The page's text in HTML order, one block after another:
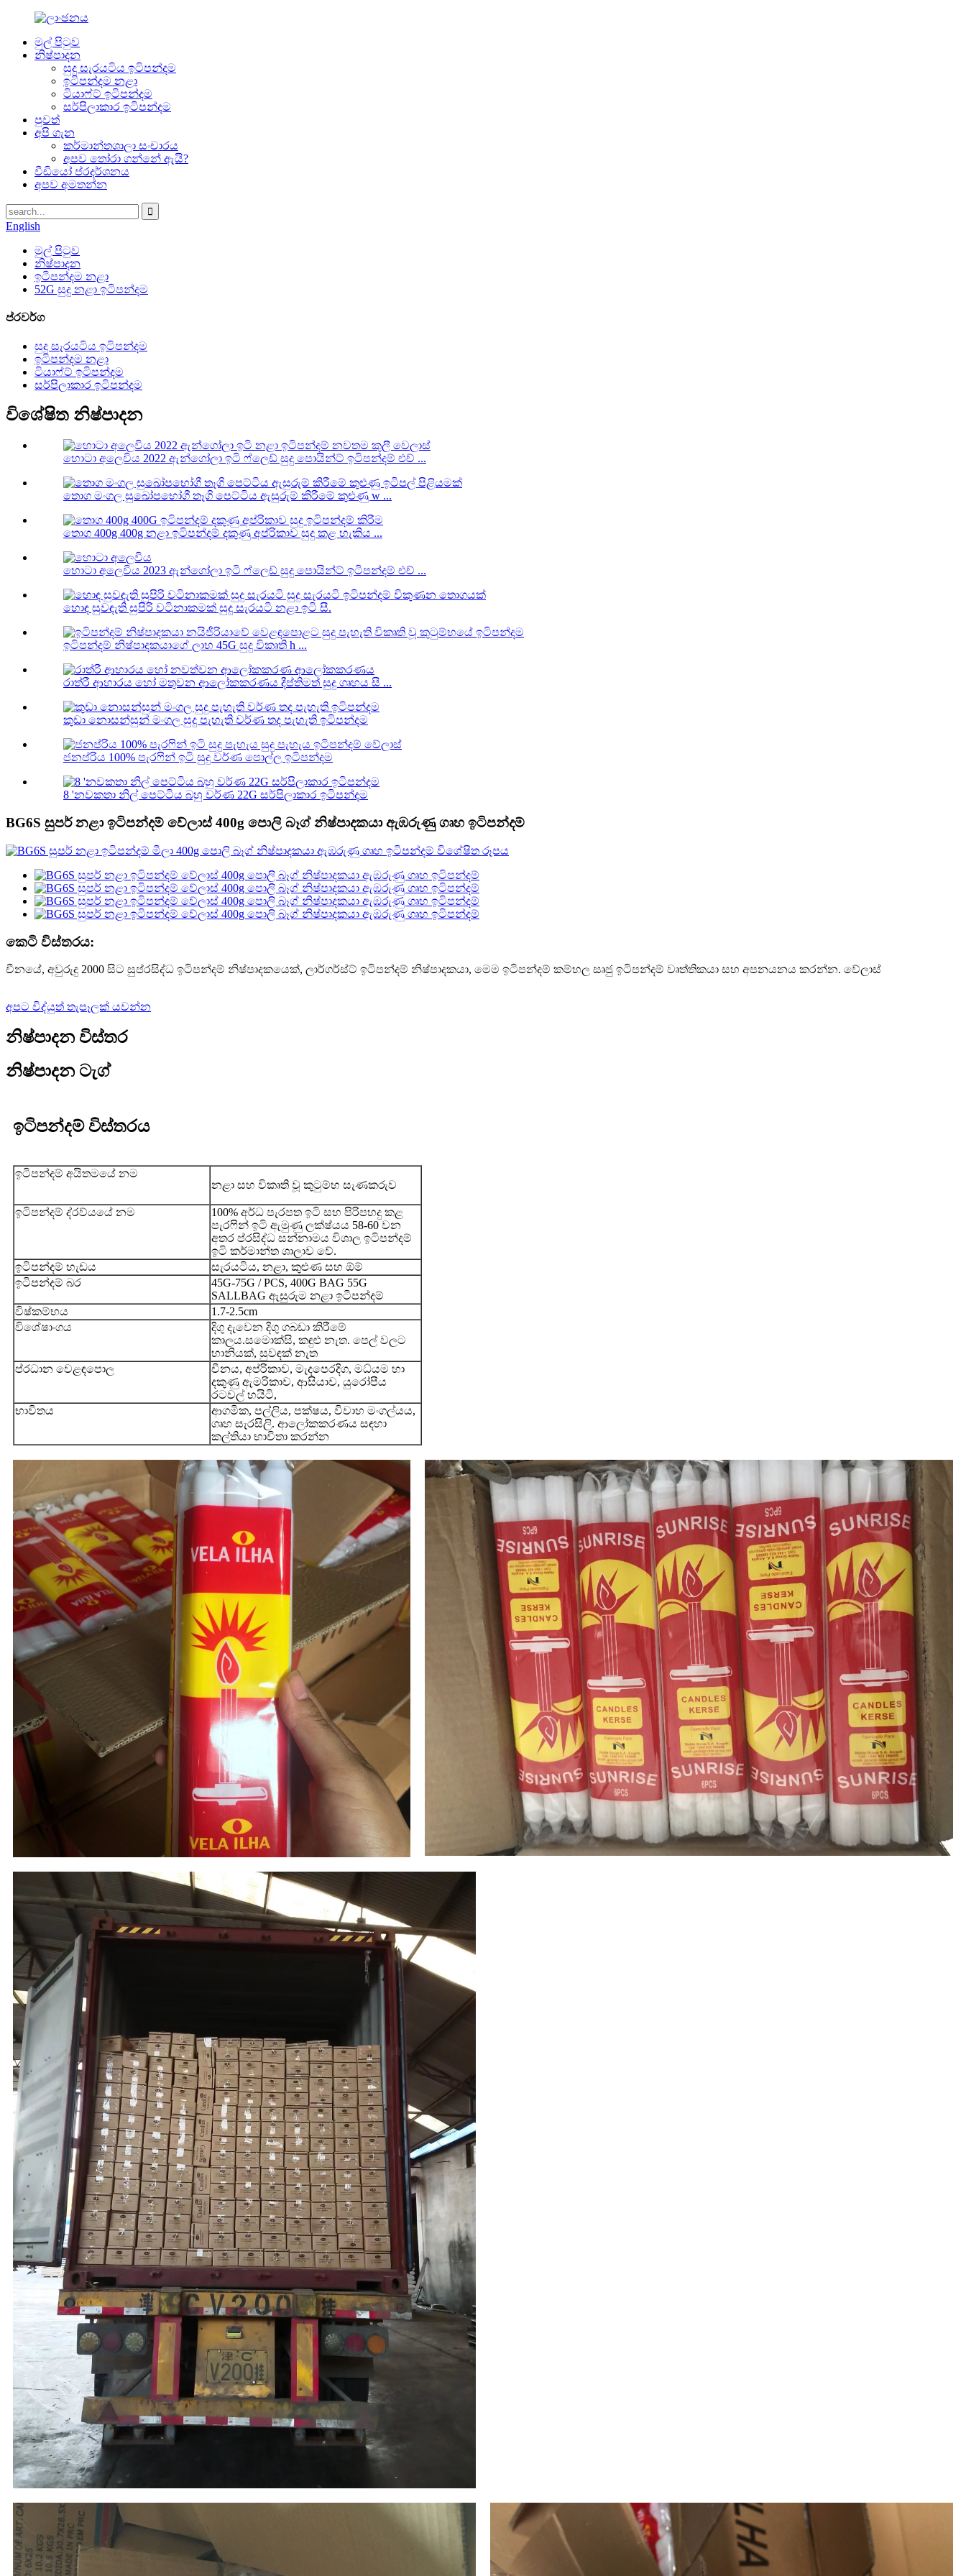
මුල් පිටුව
නිෂ්පාදන
සුදු සැරයටිය ඉටිපන්දම
ඉටිපන්දම නළා
ටියාෆ්ට් ඉටිපන්දම
සර්පිලාකාර ඉටිපන්දම
පුවත්
අපි ගැන
කර්මාන්තශාලා සංචාරය
අපව තෝරා ගන්නේ ඇයි?
වීඩියෝ ප්රදර්ශනය
අපව අමතන්න
English
මුල් පිටුව
නිෂ්පාදන
ඉටිපන්දම නළා
52G සුදු නළා ඉටිපන්දම
ප්රවර්ග
සුදු සැරයටිය ඉටිපන්දම
ඉටිපන්දම නළා
ටියාෆ්ට් ඉටිපන්දම
සර්පිලාකාර ඉටිපන්දම
විශේෂිත නිෂ්පාදන
හොටා අලෙවිය 2022 ඇන්ගෝලා ඉටි ෆ්ලෙඩ් සුදු පොයින්ට් ඉටිපන්දම් එච් ...
තොග මංගල සුඛෝපභෝගී තෑගි පෙට්ටිය ඇසුරුම් කිරීමේ කුළුණු w ...
තොග 400g 400g නළා ඉටිපන්දම් දකුණු අප්රිකාව සුදු කළ හැකිය ...
හොටා අලෙවිය 2023 ඇන්ගෝලා ඉටි ෆ්ලෙඩ් සුදු පොයින්ට් ඉටිපන්දම් එච් ...
හොඳ සුවඳැති සුපිරි වටිනාකමක් සුදු සැරයටි නළා ඉටි සී.
ඉටිපන්දම් නිෂ්පාදකයාගේ ලාභ 45G සුදු විකෘති h ...
රාත්රී ආහාරය හෝ මතුවන ආලෝකකරණය දීප්තිමත් සුදු ගෘහය සී ...
කුඩා නොසන්සුන් මංගල සුදු පැහැති වර්ණ තද පැහැති ඉටිපන්දම
ජනප්රිය 100% පැරෆින් ඉටි සුදු වර්ණ පොල්ල ඉටිපන්දම
8 'නවකතා නිල් පෙට්ටිය බහු වර්ණ 22G සර්පිලාකාර ඉටිපන්දම
BG6S සුපර් නළා ඉටිපන්දම් වේලාස් 400g පොලි බෑග් නිෂ්පාදකයා ඇඹරුණු ගෘහ ඉටිපන්දම්
කෙටි විස්තරය:
චීනයේ, අවුරුදු 2000 සිට සුප්රසිද්ධ ඉටිපන්දම් නිෂ්පාදකයෙක්, ලාර්ගර්ස්ට් ඉටිපන්දම් නිෂ්පාදකයා, මෙම ඉටිපන්දම් කම්හල සෘජු ඉටිපන්දම් වෘත්තිකයා සහ අපනයනය කරන්න. වේලාස්
අපට විද්යුත් තැපෑලක් යවන්න
නිෂ්පාදන විස්තර
නිෂ්පාදන ටැග්
ඉටිපන්දම් විස්තරය
ඉටිපන්දම් අයිතමයේ නම
නළා සහ විකෘති වූ කුටුම්භ සැණකරුව
ඉටිපන්දම් ද්රව්යයේ නම
100% අර්ධ පැරපත ඉටි සහ පිරිපහදු කළ
පැරෆින් ඉටි ඇමුණු ලක්ෂ්යය 58-60 වන
අතර ප්රසිද්ධ සන්නාමය විශාල ඉටිපන්දම්
ඉටි කර්මාන්ත ශාලාව වේ.
ඉටිපන්දම් හැඩය
සැරයටිය, නළා, කුළුණ සහ ඕම්
ඉටිපන්දම් බර
45G-75G / PCS, 400G BAG 55G
SALLBAG ඇසුරුම නළා ඉටිපන්දම්
විෂ්කම්භය
1.7-2.5cm
විශේෂාංගය
දිගු දැවෙන දිගු ගබඩා කිරීමේ
කාලය.සමොක්සි, කඳුළු නැත. පෙල් වලට
හානියක්, සුවඳක් නැත
ප්රධාන වෙළඳපොල
චීනය, අප්රිකාව, මැදපෙරදිග, මධ්යම හා
දකුණු ඇමරිකාව, ආසියාව, යුරෝපීය
රටවල් හයිටි,
භාවිතය
ආගමික, පල්ලිය, පක්ෂය, විවාහ මංගල්යය,
ගෘහ සැරසිලි. ආලෝකකරණය සඳහා
කල්තියා භාවිතා කරන්න